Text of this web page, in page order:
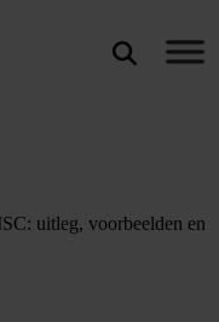
uitleg, voorbeelden en